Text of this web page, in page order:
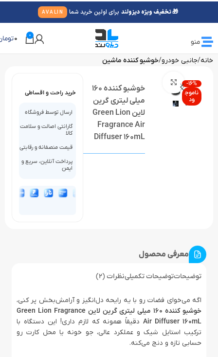
منو
0
0
خانه جانبی خودرو خوشبو کننده ماشین
-16%
ناموج
ود
خوشبو کننده 160
میلی لیتری گرین
لاین Green Lion
Fragrance Air
Diffuser 160mL
خرید راحت و اقساطی
ارسال توسط فروشگاه
گارانتی اصالت و سلامت
کالا
قیمت منصفانه و رقابتی
پرداخت آنلاین، سریع و
ایمن
معرفی محصول
توضیحاتتوضیحات تکمیلینظرات (2)
اگه می‌خوای فضات رو با یه رایحه دل‌انگیز و آرامش‌بخش پر کنی،
خوشبو کننده 160 میلی لیتری گرین لاین Green Lion Fragrance
Air Diffuser 160mL دقیقاً همونه که لازم داری! این دستگاه با
ترکیب استایل شیک و عملکرد عالی، جو خونه یا محل کارت رو
حسابی تازه و دنج می‌کنه.
🎁 تخفیف ویژه دیزولند برای اولین خرید شما AVALIN